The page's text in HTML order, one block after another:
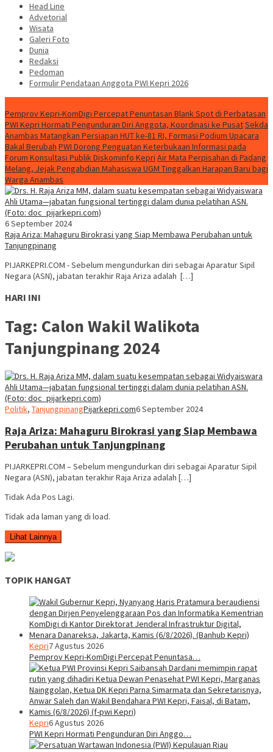
Head Line
Advetorial
Wisata
Galeri Foto
Dunia
Redaksi
Pedoman
Formulir Pendataan Anggota PWI Kepri 2026
Pemprov Kepri-KomDigi Percepat Penuntasan Blank Spot di Perbatasan
PWI Kepri Hormati Pengunduran Diri Anggota, Koordinasi ke PusatSekda
Anambas Matangkan Persiapan HUT ke-81 RI, Formasi Podium Upacara
Bakal Berubah PWI Dorong Penguatan Keterbukaan Informasi pada
Forum Konsultasi Publik Diskominfo Kepri Air Mata Perpisahan di Padang
Melang, Jejak Pengabdian Mahasiswa UGM Tinggalkan Harapan Baru bagi
Warga Anambas
6 September 2024
Raja Ariza: Mahaguru Birokrasi yang Siap Membawa Perubahan untuk
Tanjungpinang
PIJARKEPRI.COM - Sebelum mengundurkan diri sebagai Aparatur Sipil
Negara (ASN), jabatan terakhir Raja Ariza adalah […]
HARI INI
Tag: Calon Wakil Walikota
Tanjungpinang 2024
Politik, TanjungpinangPijarkepri.com6 September 2024
Raja Ariza: Mahaguru Birokrasi yang Siap Membawa
Perubahan untuk Tanjungpinang
PIJARKEPRI.COM – Sebelum mengundurkan diri sebagai Aparatur Sipil
Negara (ASN), jabatan terakhir Raja Ariza adalah […]
Tidak Ada Pos Lagi.
Tidak ada laman yang di load.
Lihat Lainnya
TOPIK HANGAT
Kepri7 Agustus 2026
Pemprov Kepri-KomDigi Percepat Penuntasa…
Kepri6 Agustus 2026
PWI Kepri Hormati Pengunduran Diri Anggo…